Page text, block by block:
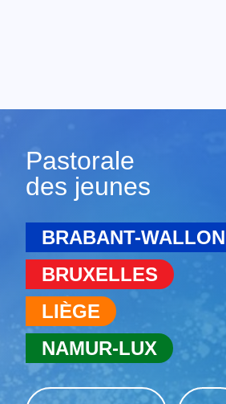
Pastorale
des jeunes
BRABANT-WALLON
BRUXELLES
LIÈGE
NAMUR-LUX